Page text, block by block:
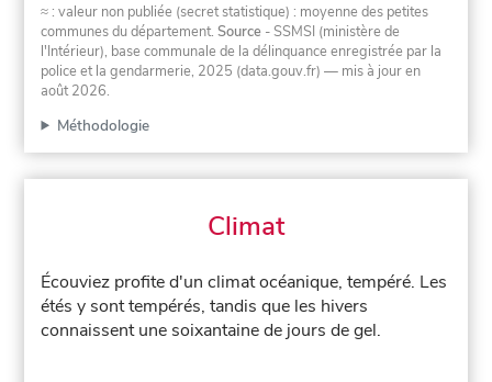
≈ : valeur non publiée (secret statistique) : moyenne des petites
communes du département.Source - SSMSI (ministère de
l'Intérieur), base communale de la délinquance enregistrée par la
police et la gendarmerie, 2025 (data.gouv.fr) — mis à jour en
août 2026.
Méthodologie
Climat
Écouviez profite d'un climat océanique, tempéré. Les
étés y sont tempérés, tandis que les hivers
connaissent une soixantaine de jours de gel.